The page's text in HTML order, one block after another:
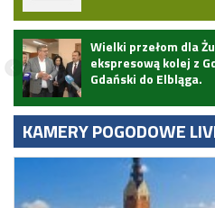
Wielki przełom dla
ekspresową kolej z
Gdański do Elbląga.
KAMERY POGODOWE